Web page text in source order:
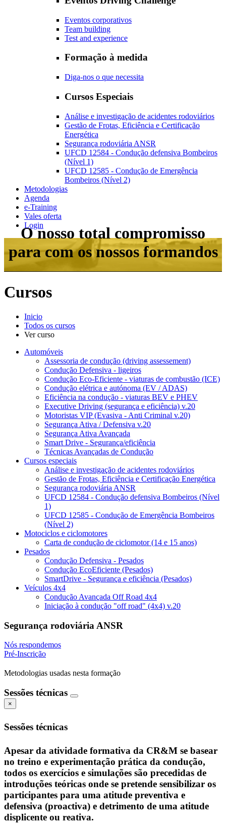
Eventos corporativos
Team building
Test and experience
Formação à medida
Diga-nos o que necessita
Cursos Especiais
Análise e investigação de acidentes rodoviários
Gestão de Frotas, Eficiência e Certificação
Energética
Segurança rodoviária ANSR
UFCD 12584 - Condução defensiva Bombeiros
(Nível 1)
UFCD 12585 - Condução de Emergência
Bombeiros (Nível 2)
Metodologias
Agenda
e-Training
Vales oferta
Login
O nosso total compromisso
para com os nossos formandos
Cursos
Inicio
Todos os cursos
Ver curso
Automóveis
Assessoria de condução (driving assessement)
Condução Defensiva - ligeiros
Condução Eco-Eficiente - viaturas de combustão (ICE)
Condução elétrica e autónoma (EV / ADAS)
Eficiência na condução - viaturas BEV e PHEV
Executive Driving (segurança e eficiência) v.20
Motoristas VIP (Evasiva - Anti Criminal v.20)
Segurança Ativa / Defensiva v.20
Segurança Ativa Avançada
Smart Drive - Segurança/eficiência
Técnicas Avançadas de Condução
Cursos especiais
Análise e investigação de acidentes rodoviários
Gestão de Frotas, Eficiência e Certificação Energética
Segurança rodoviária ANSR
UFCD 12584 - Condução defensiva Bombeiros (Nível
1)
UFCD 12585 - Condução de Emergência Bombeiros
(Nível 2)
Motociclos e ciclomotores
Carta de condução de ciclomotor (14 e 15 anos)
Pesados
Condução Defensiva - Pesados
Condução EcoEficiente (Pesados)
SmartDrive - Segurança e eficiência (Pesados)
Veículos 4x4
Condução Avançada Off Road 4x4
Iniciação à condução "off road" (4x4) v.20
Segurança rodoviária ANSR
Nós respondemos
Pré-Inscrição
Metodologias usadas nesta formação
Sessões técnicas
×
Sessões técnicas
Apesar da atividade formativa da CR&M se basear
no treino e experimentação prática da condução,
todos os exercícios e simulações são precedidas de
introduções teóricas onde se pretende sensibilizar os
participantes para uma atitude preventiva e
defensiva (proactiva) e detrimento de uma atitude
displicente ou reativa.